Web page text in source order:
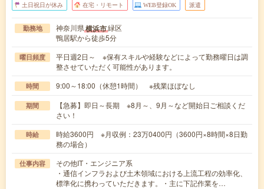
土日祝日が休み 在宅・リモート WEB登録OK 派遣
勤務地 神奈川県横浜市緑区
鴨居駅から徒歩5分
曜日頻度
平日週2日～ ※保有スキルや経験などによって勤務曜日は調
整させていただく可能性があります。
時間 9:00～18:00（休憩1時間） ※残業ほぼなし
期間
【急募】即日～長期 ※8月～、9月～など開始日ご相談くだ
さい！
時給
時給3600円 ※月収例：23万0400円（3600円×8時間×8日勤
務の場合）
仕事内容
その他IT・エンジニア系
・通信インフラおよび土木領域における上流工程の効率化、
標準化に携わっていただきます。・主に下記作業を…